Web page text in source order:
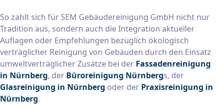
So zahlt sich für SEM Gebäudereinigung GmbH nicht nur
Tradition aus, sondern auch die Integration aktueller
Auflagen oder Empfehlungen bezüglich ökologisch
verträglicher Reinigung von Gebäuden durch den Einsatz
umweltverträglicher Zusätze bei der Fassadenreinigung
in Nürnberg, der Büroreinigung Nürnbergs, der
Glasreinigung in Nürnberg oder der Praxisreinigung in
Nürnberg.